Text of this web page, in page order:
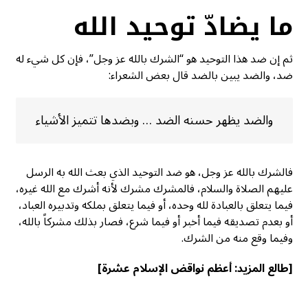
ما يضادّ توحيد الله
ثم إن ضد هذا التوحيد هو “الشرك بالله عز وجل”، فإن كل شيء له
ضد، والضد يبين بالضد قال بعض الشعراء:
والضد يظهر حسنه الضد … وبضدها تتميز الأشياء
فالشرك بالله عز وجل، هو ضد التوحيد الذي بعث الله به الرسل
عليهم الصلاة والسلام، فالمشرك مشرك لأنه أشرك مع الله غيره،
فيما يتعلق بالعبادة لله وحده، أو فيما يتعلق بملكه وتدبيره العباد،
أو بعدم تصديقه فيما أخبر أو فيما شرع، فصار بذلك مشركاً بالله،
وفيما وقع منه من الشرك.
[طالع المزيد:أعظم نواقض الإسلام عشرة]